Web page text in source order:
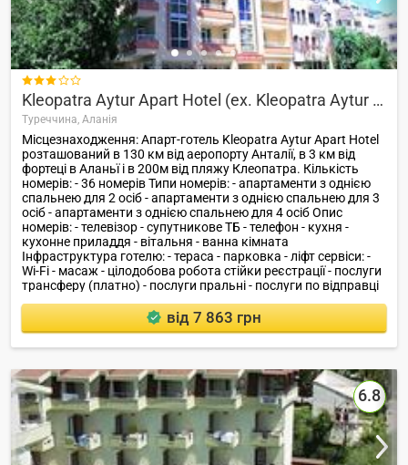

Kleopatra Aytur Apart Hotel (ex. Kleopatra Aytur Suit)
Туреччина, Аланія
Місцезнаходження: Апарт-готель Kleopatra Aytur Apart Hotel
розташований в 130 км від аеропорту Анталії, в 3 км від
фортеці в Аланьї і в 200м від пляжу Клеопатра. Кількість
номерів: - 36 номерів Типи номерів: - апартаменти з однією
спальнею для 2 осіб - апартаменти з однією спальнею для 3
осіб - апартаменти з однією спальнею для 4 осіб Опис
номерів: - телевізор - супутникове ТБ - телефон - кухня -
кухонне приладдя - вітальня - ванна кімната
Інфраструктура готелю: - тераса - парковка - ліфт сервіси: -
Wi-Fi - масаж - цілодобова робота стійки реєстрації - послуги
трансферу (платно) - послуги пральні - послуги по відправці
факсу / ксерокопіювання - шезлонги і парасольки біля
басейну Розваги і спорт: - відкритий басейн - Турецька баня -
гра в дартс Для дітей: - діти до 12 років проживають
безкоштовно - дитячі ліжечка Ресторани, бари: - ресторан -
м від готелю Додаткова інформація: - розміщення з
домашніми тваринами заборонено .
від 7 863 грн
6.8